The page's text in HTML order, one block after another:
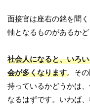
面接官は座右の銘を聞
軸となるものがあるか
社会人になると、いろ
会が多くなります。そ
持っているかどうかは
なるはずです。いわば